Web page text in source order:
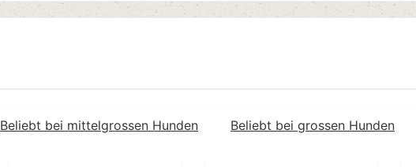
Beliebt bei mittelgrossen Hunden Beliebt bei grossen Hunden